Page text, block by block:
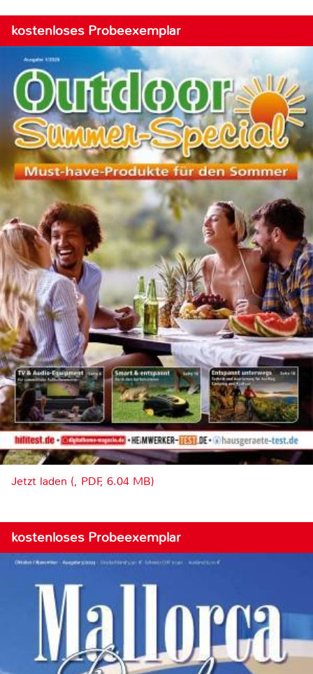
kostenloses Probeexemplar
Jetzt laden (, PDF, 6.04 MB)
kostenloses Probeexemplar